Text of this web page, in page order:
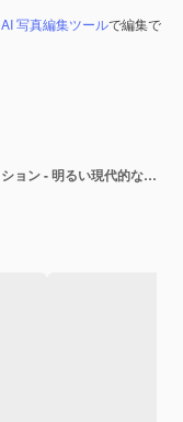
AI 写真編集ツールで編集で
クリエイティブなカップル39の陶器セッション - 明るい現代的なスタジオで